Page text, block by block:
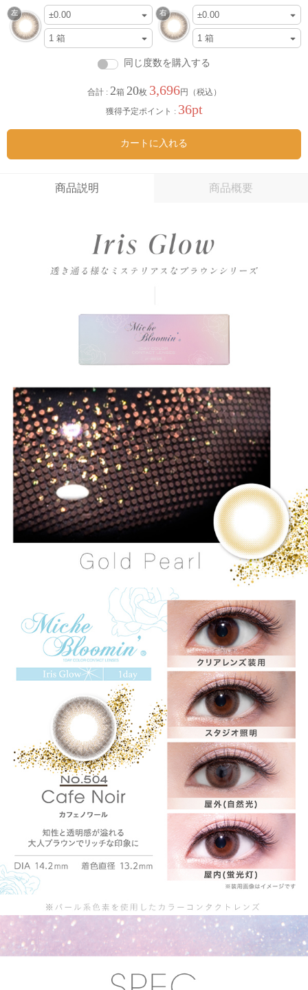
同じ度数を購入する
合計 : 2箱 20枚 3,696円（税込）
獲得予定ポイント : 36pt
カートに入れる
商品説明 商品概要